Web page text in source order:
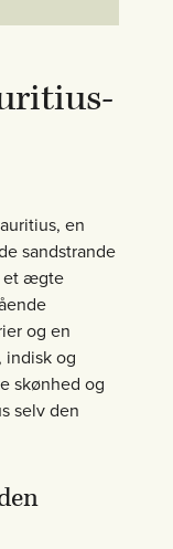
en
sandstrande
et ægte
og en
indisk og
skønhed og
selv den